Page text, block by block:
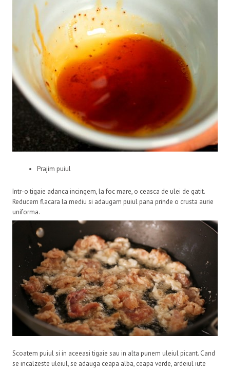
Prajim puiul
Intr-o tigaie adanca incingem, la foc mare, o ceasca de ulei de gatit.
Reducem flacara la mediu si adaugam puiul pana prinde o crusta aurie
uniforma.
Scoatem puiul si in aceeasi tigaie sau in alta punem uleiul picant. Cand
se incalzeste uleiul, se adauga ceapa alba, ceapa verde, ardeiul iute